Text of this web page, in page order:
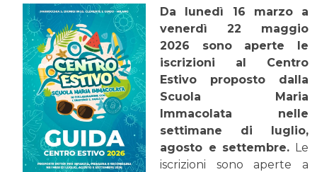
Da lunedì 16 marzo a
venerdì 22 maggio
2026 sono aperte le
iscrizioni al Centro
Estivo proposto dalla
Scuola Maria
Immacolata nelle
settimane di luglio,
agosto e settembre. Le
iscrizioni sono aperte a